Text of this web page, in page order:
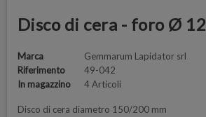
Disco di cera - foro Ø
Marca
Gemmarum Lapidator srl
Riferimento
49-042
In magazzino
4 Articoli
Disco di cera diametro 150/200 mm